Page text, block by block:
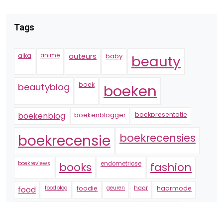
Tags
alka anime auteurs baby beauty
beautyblog boek boeken
boekenblog boekenblogger boekpresentatie
boekrecensie boekrecensies
boekreviews books endometriose fashion
food foodblog foodie geuren haar haarmode